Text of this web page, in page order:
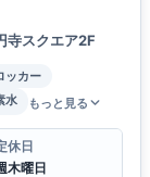
寺スクエア2F
ッカー
水 もっと見る
休日
木曜日